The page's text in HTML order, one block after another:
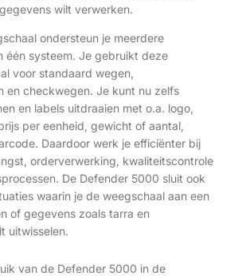
wilt verwerken.
ondersteun je meerdere
één systeem. Je gebruikt deze
voor standaard wegen,
en checkwegen. Je kunt nu zelfs
en labels uitdraaien met o.a. logo,
per eenheid, gewicht of aantal,
Daardoor werk je efficiënter bij
orderverwerking, kwaliteitscontrole
De Defender 5000 sluit ook
waarin je de weegschaal aan een
of gegevens zoals tarra en
uitwisselen.
van de Defender 5000 in de